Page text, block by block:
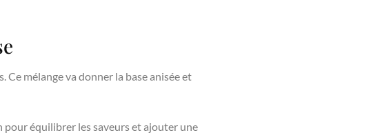
Ce mélange va donner la base anisée et
pour équilibrer les saveurs et ajouter une